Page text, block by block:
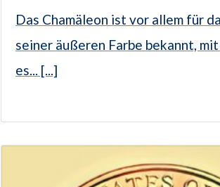
Das Chamäleon ist vor allem für
seiner äußeren Farbe bekannt,
es... [...]